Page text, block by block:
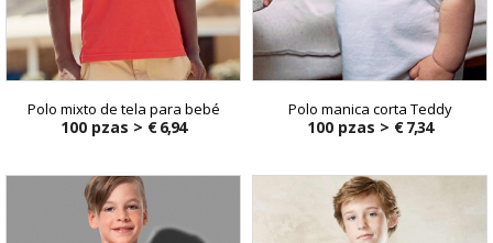
Polo mixto de tela para bebé
100 pzas > € 6,94
Polo manica corta Teddy
100 pzas > € 7,34